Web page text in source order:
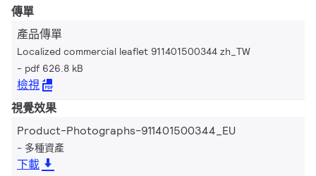
傳單
產品傳單
Localized commercial leaflet 911401500344 zh_TW
pdf 626.8 kB
檢視
視覺效果
Product-Photographs-911401500344_EU
多種資產
下載